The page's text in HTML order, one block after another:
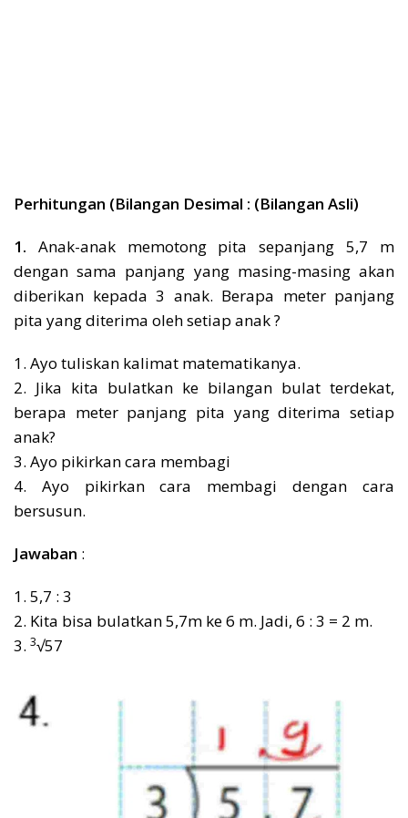
Perhitungan (Bilangan Desimal : (Bilangan Asli)
1. Anak-anak memotong pita sepanjang 5,7 m
dengan sama panjang yang masing-masing akan
diberikan kepada 3 anak. Berapa meter panjang
pita yang diterima oleh setiap anak ?
1. Ayo tuliskan kalimat matematikanya.
2. Jika kita bulatkan ke bilangan bulat terdekat,
berapa meter panjang pita yang diterima setiap
anak?
3. Ayo pikirkan cara membagi
4. Ayo pikirkan cara membagi dengan cara
bersusun.
Jawaban :
1. 5,7 : 3
2. Kita bisa bulatkan 5,7m ke 6 m. Jadi, 6 : 3 = 2 m.
3. 3√57